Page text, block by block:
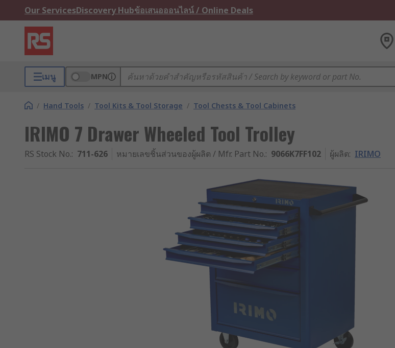
Our ServicesDiscovery Hubข้อเสนอออนไลน์ / Online Deals
เมนู MPN
/ Hand Tools / Tool Kits & Tool Storage / Tool Chests & Tool Cabinets
IRIMO 7 Drawer Wheeled Tool Trolley
RS Stock No.: 711-626 หมายเลขชิ้นส่วนของผู้ผลิต / Mfr. Part No.: 9066K7FF102 ผู้ผลิต: IRIMO